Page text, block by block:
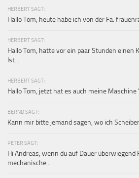
HERBERT SAGT:
Hallo Tom, heute habe ich von der Fa.
HERBERT SAGT:
Hallo Tom, hatte vor ein paar Stunden einen
Ist...
HERBERT SAGT:
Hallo Tom, jetzt hat es auch meine
BERND SAGT:
Kann mir bitte jemand sagen, wo ich
PETER SAGT:
Hi Andreas, wenn du auf Dauer überwiegend
mechanische...